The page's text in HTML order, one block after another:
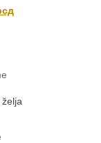
Trenutna